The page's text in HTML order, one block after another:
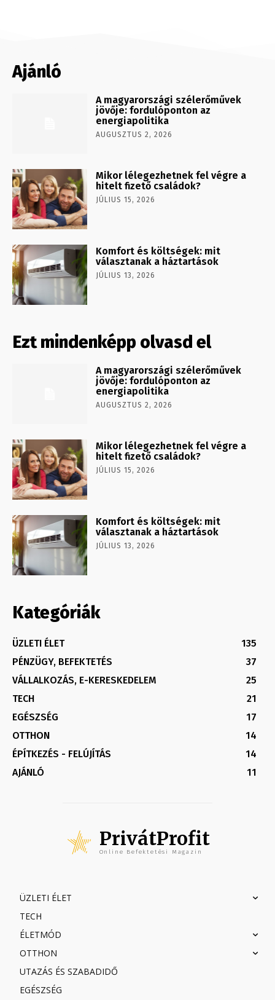
Ajánló
A magyarországi szélerőművek
jövője: fordulóponton az
energiapolitika
AUGUSZTUS 2, 2026
Mikor lélegezhetnek fel végre a
hitelt fizető családok?
JÚLIUS 15, 2026
Komfort és költségek: mit
választanak a háztartások
JÚLIUS 13, 2026
Ezt mindenképp olvasd el
A magyarországi szélerőművek
jövője: fordulóponton az
energiapolitika
AUGUSZTUS 2, 2026
Mikor lélegezhetnek fel végre a
hitelt fizető családok?
JÚLIUS 15, 2026
Komfort és költségek: mit
választanak a háztartások
JÚLIUS 13, 2026
Kategóriák
ÜZLETI ÉLET
135
PÉNZÜGY, BEFEKTETÉS
37
VÁLLALKOZÁS, E-KERESKEDELEM
25
TECH
21
EGÉSZSÉG
17
OTTHON
14
ÉPÍTKEZÉS - FELÚJÍTÁS
14
AJÁNLÓ
11
PrivátProfit
Online Befektetési Magazin
ÜZLETI ÉLET
TECH
ÉLETMÓD
OTTHON
UTAZÁS ÉS SZABADIDŐ
EGÉSZSÉG